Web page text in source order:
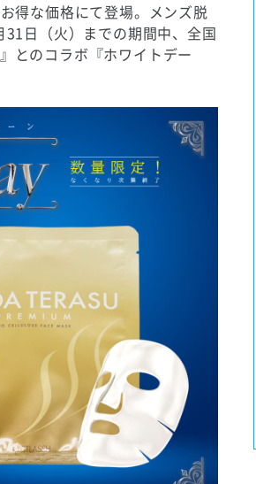
得な価格にて登場。メンズ脱
日（火）までの期間中、全国
とのコラボ『ホワイトデー